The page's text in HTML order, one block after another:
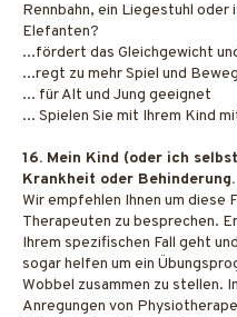
Rennbahn, ein Liegestuhl oder
Elefanten?
...fördert das Gleichgewicht
...regt zu mehr Spiel und
... für Alt und Jung geeignet
... Spielen Sie mit Ihrem Kind
16. Mein Kind (oder ich
Krankheit oder
Wir empfehlen Ihnen um diese
Therapeuten zu besprechen.
Ihrem spezifischen Fall geht
sogar helfen um ein
Wobbel zusammen zu stellen.
Anregungen von